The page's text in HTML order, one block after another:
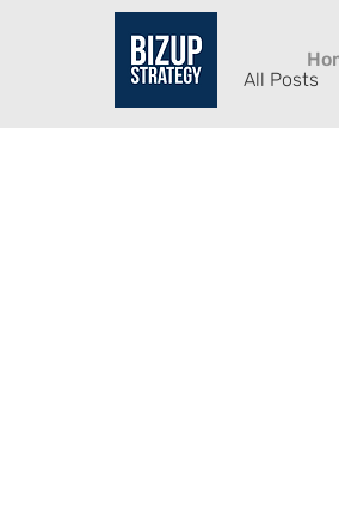
All Posts